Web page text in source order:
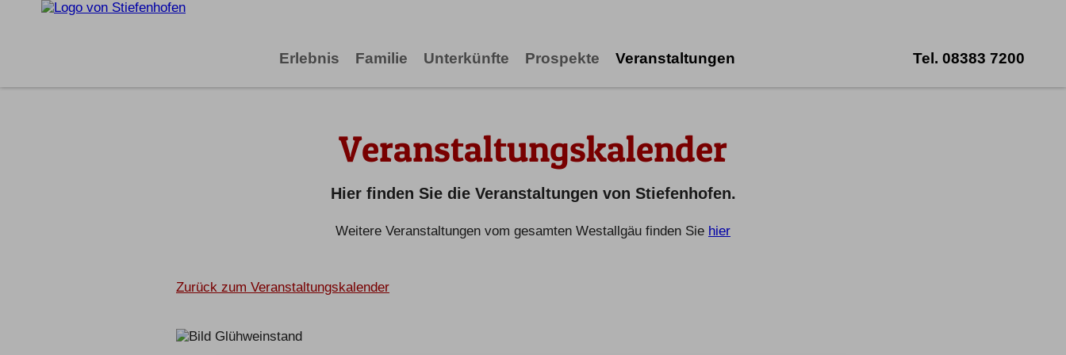
Erlebnis Familie Unterkünfte Prospekte Veranstaltungen Tel. 08383 7200
Veranstaltungskalender
Hier finden Sie die Veranstaltungen von Stiefenhofen.
Weitere Veranstaltungen vom gesamten Westallgäu finden Sie hier
Zurück zum Veranstaltungskalender